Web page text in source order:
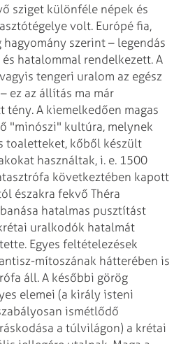
sziget különféle népek és
volt. Európé fia,
szerint – legendás
és hatalommal rendelkezett. A
tengeri uralom az egész
ez az állítás ma már
tény. A kiemelkedően magas
"minószi" kultúra, melynek
toaletteket, kőből készült
használtak, i. e. 1500
következtében kapott
északra fekvő Théra
hatalmas pusztítást
uralkodók hatalmát
Egyes feltételezések
mítoszának hátterében is
áll. A későbbi görög
elemei (a király isteni
ismétlődő
a túlvilágon) a krétai